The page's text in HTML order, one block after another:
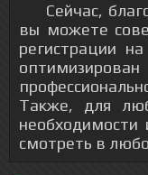
Сейчас,
вы можете
регистрации
Также, для
смотреть в